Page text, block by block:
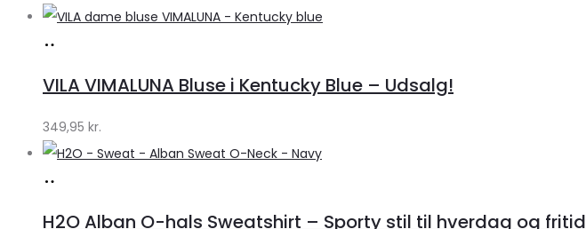
Lykke
Klædeskabet.dk
VILA VIMALUNA Bluse i Kentucky Blue – Udsalg!
349,95 kr.
H2O Alban O-hals Sweatshirt – Sporty stil til hverdag og fritid